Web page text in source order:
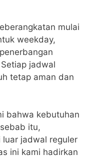
mulai
weekday,
jadwal
tetap aman dan
bahwa kebutuhan
itu,
jadwal reguler
ini kami hadirkan